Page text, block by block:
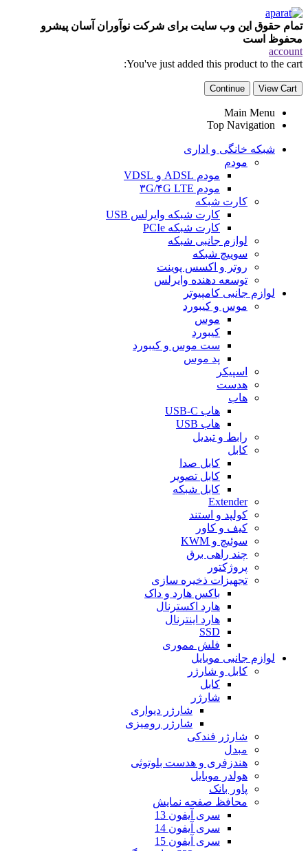
تمام حقوق این وب سایت برای شرکت نوآوران آسان پیشرو
محفوظ است
account
You've just added this product to the cart:
View Cart
Continue
Main Menu
Top Navigation
شبکه خانگی و اداری
مودم
مودم ADSL و VDSL
مودم ۳G/۴G LTE
کارت شبکه
کارت شبکه وایرلس USB
کارت شبکه PCIe
لوازم جانبی شبکه
سوییچ شبکه
روتر و اکسس پوینت
توسعه دهنده وایرلس
لوازم جانبی کامپیوتر
موس و کیبورد
موس
کیبورد
ست موس و کیبورد
پد موس
اسپیکر
هدست
هاب
هاب USB-C
هاب USB
رابط و تبدیل
کابل
کابل صدا
کابل تصویر
کابل شبکه
Extender
کولپد و استند
کیف و کاور
سوئیچ و KWM
چند راهی برق
پروژکتور
تجهیزات ذخیره سازی
باکس هارد و داک
هارد اکسترنال
هارد اینترنال
SSD
فلش مموری
لوازم جانبی موبایل
کابل و شارژر
کابل
شارژر
شارژر دیواری
شارژر رومیزی
شارژر فندکی
مبدل
هندزفری و هدست بلوتوثی
هولدر موبایل
پاور بانک
محافظ صفحه نمایش
سری آیفون 13
سری آیفون 14
سری آیفون 15